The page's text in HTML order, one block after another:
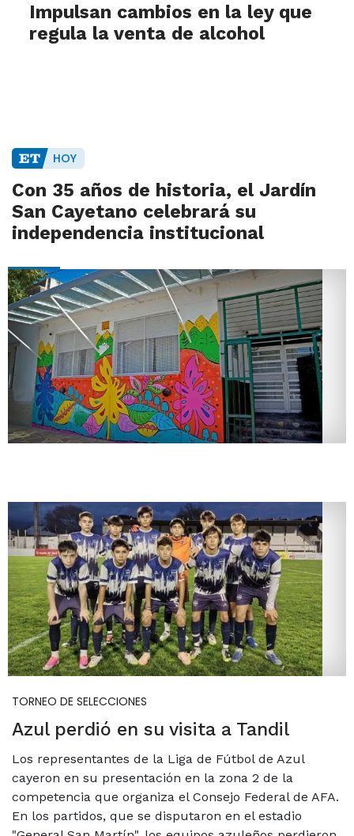
Impulsan cambios en la ley que
regula la venta de alcohol
HOY
Con 35 años de historia, el Jardín
San Cayetano celebrará su
independencia institucional
TORNEO DE SELECCIONES
Azul perdió en su visita a Tandil
Los representantes de la Liga de Fútbol de Azul
cayeron en su presentación en la zona 2 de la
competencia que organiza el Consejo Federal de AFA.
En los partidos, que se disputaron en el estadio